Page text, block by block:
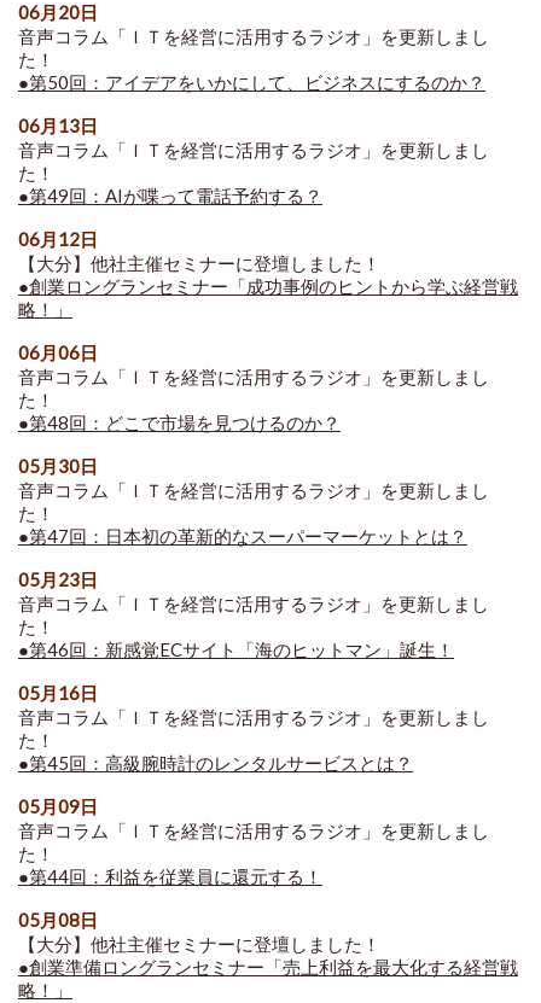
06月20日
音声コラム「ＩＴを経営に活用するラジオ」を更新しまし
た！
●第50回：アイデアをいかにして、ビジネスにするのか？
06月13日
音声コラム「ＩＴを経営に活用するラジオ」を更新しまし
た！
●第49回：AIが喋って電話予約する？
06月12日
【大分】他社主催セミナーに登壇しました！
●創業ロングランセミナー「成功事例のヒントから学ぶ経営戦
略！」
06月06日
音声コラム「ＩＴを経営に活用するラジオ」を更新しまし
た！
●第48回：どこで市場を見つけるのか？
05月30日
音声コラム「ＩＴを経営に活用するラジオ」を更新しまし
た！
●第47回：日本初の革新的なスーパーマーケットとは？
05月23日
音声コラム「ＩＴを経営に活用するラジオ」を更新しまし
た！
●第46回：新感覚ECサイト「海のヒットマン」誕生！
05月16日
音声コラム「ＩＴを経営に活用するラジオ」を更新しまし
た！
●第45回：高級腕時計のレンタルサービスとは？
05月09日
音声コラム「ＩＴを経営に活用するラジオ」を更新しまし
た！
●第44回：利益を従業員に還元する！
05月08日
【大分】他社主催セミナーに登壇しました！
●創業準備ロングランセミナー「売上利益を最大化する経営戦
略！」